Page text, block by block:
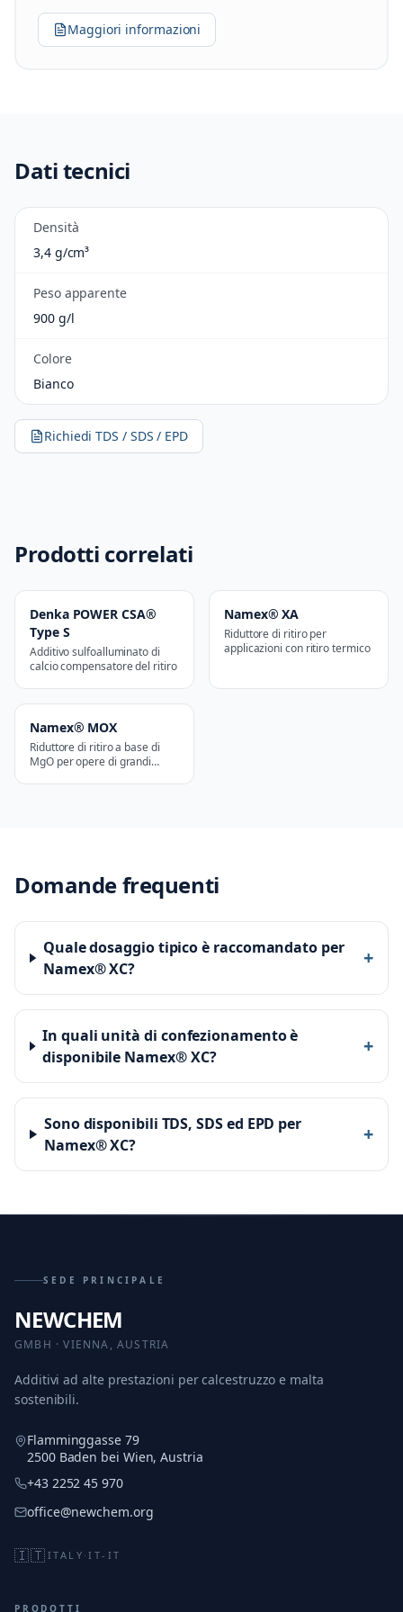
Maggiori informazioni
Dati tecnici
Densità
3,4 g/cm³
Peso apparente
900 g/l
Colore
Bianco
Richiedi TDS / SDS / EPD
Prodotti correlati
Denka POWER CSA®
Type S
Additivo sulfoalluminato di
calcio compensatore del ritiro
Namex® XA
Riduttore di ritiro per
applicazioni con ritiro termico
Namex® MOX
Riduttore di ritiro a base di
MgO per opere di grandi
Domande frequenti
Quale dosaggio tipico è raccomandato per
Namex® XC?
+
In quali unità di confezionamento è
disponibile Namex® XC?
+
Sono disponibili TDS, SDS ed EPD per
Namex® XC?
+
SEDE PRINCIPALE
NEWCHEM
GMBH · VIENNA, AUSTRIA
Additivi ad alte prestazioni per calcestruzzo e malta
sostenibili.
Flamminggasse 79
2500 Baden bei Wien, Austria
+43 2252 45 970
office@newchem.org
🇮🇹 ITALY ·IT-IT
PRODOTTI